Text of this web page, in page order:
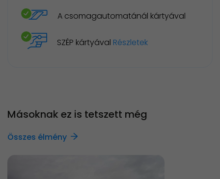
A csomagautomatánál kártyával
SZÉP kártyával Részletek
Másoknak ez is tetszett még
Összes élmény